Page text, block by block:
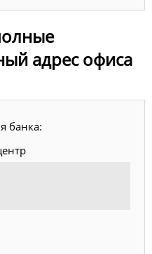
адрес офиса
банка: